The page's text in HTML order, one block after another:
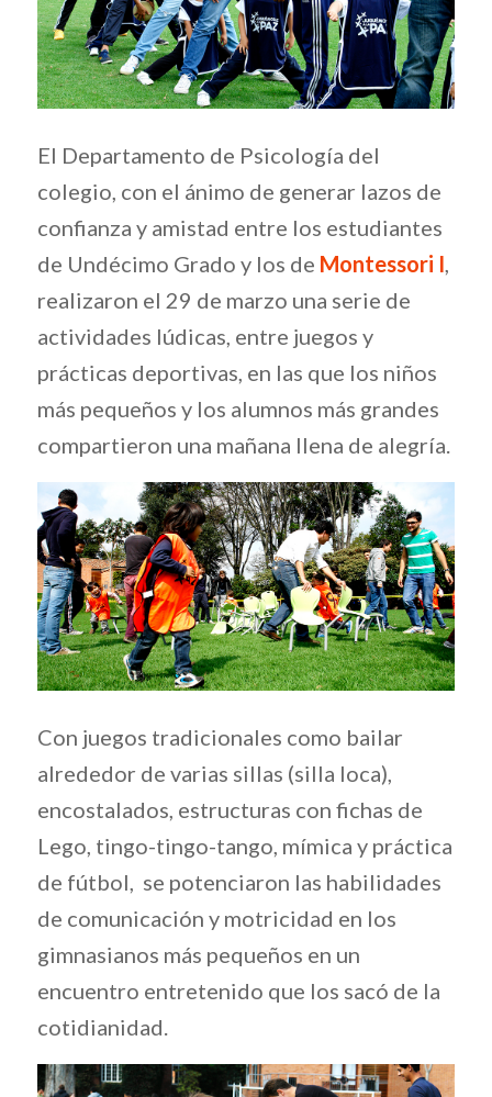
El Departamento de Psicología del
colegio, con el ánimo de generar lazos de
confianza y amistad entre los estudiantes
de Undécimo Grado y los de Montessori I,
realizaron el 29 de marzo una serie de
actividades lúdicas, entre juegos y
prácticas deportivas, en las que los niños
más pequeños y los alumnos más grandes
compartieron una mañana llena de alegría.
Con juegos tradicionales como bailar
alrededor de varias sillas (silla loca),
encostalados, estructuras con fichas de
Lego, tingo-tingo-tango, mímica y práctica
de fútbol, se potenciaron las habilidades
de comunicación y motricidad en los
gimnasianos más pequeños en un
encuentro entretenido que los sacó de la
cotidianidad.